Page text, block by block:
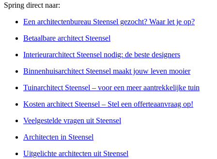
Spring direct naar:
Een architectenbureau Steensel gezocht? Waar let je op?
Betaalbare architect Steensel
Interieurarchitect Steensel nodig: de beste designers
Binnenhuisarchitect Steensel maakt jouw leven mooier
Tuinarchitect Steensel – voor een meer aantrekkelijke tuin
Kosten architect Steensel – Stel een offerteaanvraag op!
Veelgestelde vragen uit Steensel
Architecten in Steensel
Uitgelichte architecten uit Steensel